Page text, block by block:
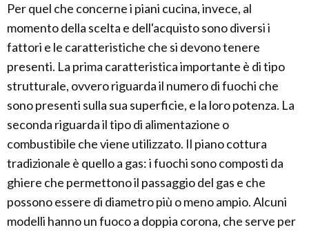
Per quel che concerne i piani cucina, invece, al
momento della scelta e dell'acquisto sono diversi i
fattori e le caratteristiche che si devono tenere
presenti. La prima caratteristica importante è di tipo
strutturale, ovvero riguarda il numero di fuochi che
sono presenti sulla sua superficie, e la loro potenza. La
seconda riguarda il tipo di alimentazione o
combustibile che viene utilizzato. Il piano cottura
tradizionale è quello a gas: i fuochi sono composti da
ghiere che permettono il passaggio del gas e che
possono essere di diametro più o meno ampio. Alcuni
modelli hanno un fuoco a doppia corona, che serve per